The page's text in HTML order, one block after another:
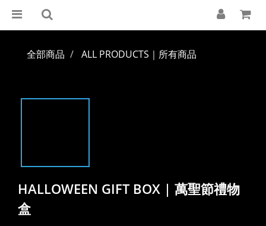
全部商品 ALL PRODUCTS｜所有商品
HALLOWEEN GIFT BOX | 萬聖節禮物
盒